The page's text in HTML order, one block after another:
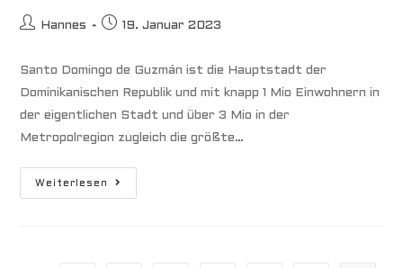
Beitrags-
Hannes
Beitrag
19. Januar 2023
Santo Domingo de Guzmán ist die Hauptstadt der
Dominikanischen Republik und mit knapp 1 Mio Einwohnern in
der eigentlichen Stadt und über 3 Mio in der
Metropolregion zugleich die größte…
Weiterlesen
Santo